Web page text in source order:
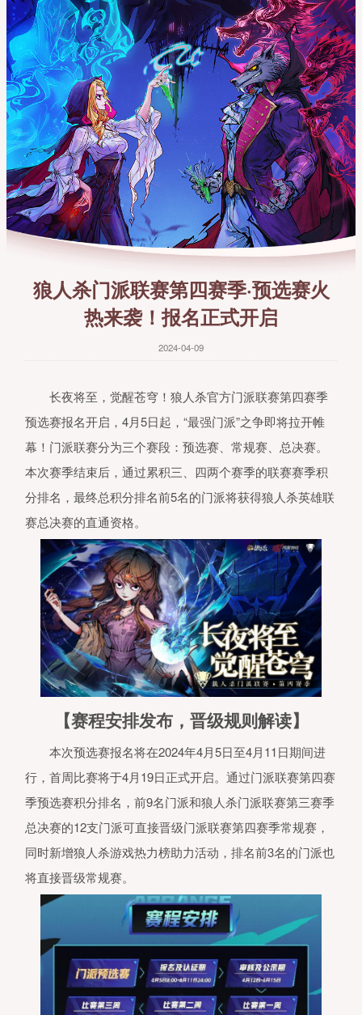
狼人杀门派联赛第四赛季·预选赛火
热来袭！报名正式开启
2024-04-09
长夜将至，觉醒苍穹！狼人杀官方门派联赛第四赛季
预选赛报名开启，4月5日起，“最强门派”之争即将拉开帷
幕！门派联赛分为三个赛段：预选赛、常规赛、总决赛。
本次赛季结束后，通过累积三、四两个赛季的联赛赛季积
分排名，最终总积分排名前5名的门派将获得狼人杀英雄联
赛总决赛的直通资格。
【赛程安排发布，晋级规则解读】
本次预选赛报名将在2024年4月5日至4月11日期间进
行，首周比赛将于4月19日正式开启。通过门派联赛第四赛
季预选赛积分排名，前9名门派和狼人杀门派联赛第三赛季
总决赛的12支门派可直接晋级门派联赛第四赛季常规赛，
同时新增狼人杀游戏热力榜助力活动，排名前3名的门派也
将直接晋级常规赛。